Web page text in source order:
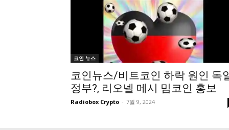
코인 뉴스
코인뉴스/비트코인 하락 원인 독
정부?, 리오넬 메시 밈코인 홍보
Radiobox Crypto - 7월 9, 2024